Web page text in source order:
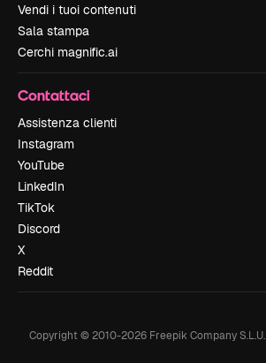
Vendi i tuoi contenuti
Sala stampa
Cerchi magnific.ai
Contattaci
Assistenza clienti
Instagram
YouTube
LinkedIn
TikTok
Discord
X
Reddit
Copyright © 2010-2026Freepik Company S.L.U.